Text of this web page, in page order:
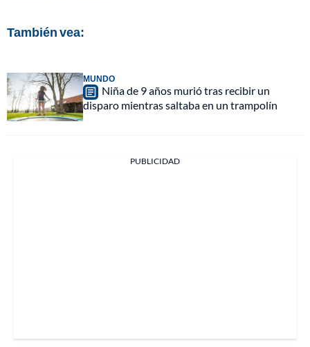
También vea:
MUNDO
Niña de 9 años murió tras recibir un
disparo mientras saltaba en un trampolín
PUBLICIDAD